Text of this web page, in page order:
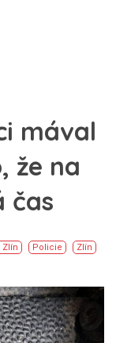
mával
že na
čas
Zlín Policie
Zlín